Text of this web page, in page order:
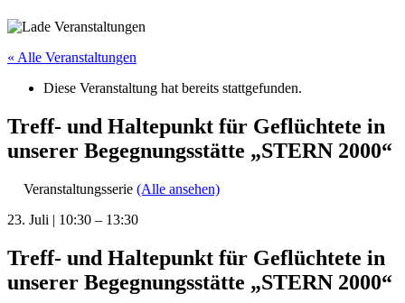
« Alle Veranstaltungen
Diese Veranstaltung hat bereits stattgefunden.
Treff- und Haltepunkt für Geflüchtete in
unserer Begegnungsstätte „STERN 2000“
Veranstaltungsserie (Alle ansehen)
23. Juli | 10:30 – 13:30
Treff- und Haltepunkt für Geflüchtete in
unserer Begegnungsstätte „STERN 2000“